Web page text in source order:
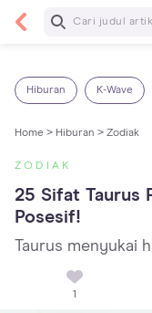
Baca
Hiburan K-Wave
Home > Hiburan > Zodiak
ZODIAK
25 Sifat Taurus
Posesif!
Taurus menyukai
1